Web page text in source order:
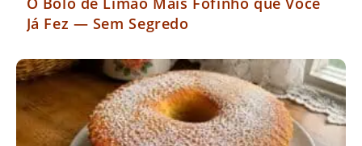
Já Fez — Sem Segredo